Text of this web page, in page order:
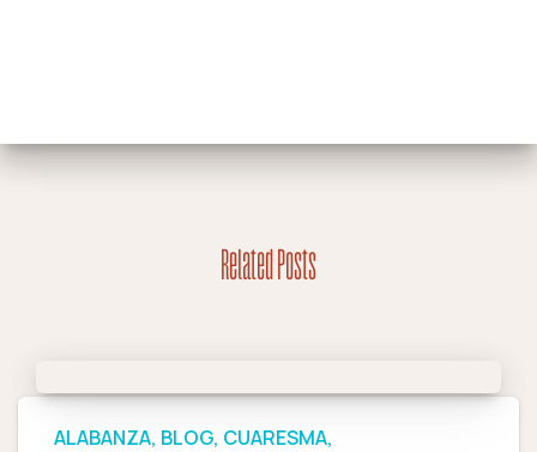
Related Posts
ALABANZA BLOG CUARESMA